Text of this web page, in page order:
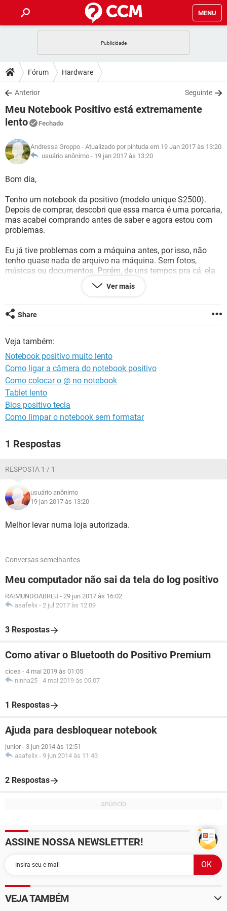
MENU
CELULAR
OUTLOOK
INSTAGRAM GMAIL
GUIA DE COMPRAS
DICAS
JOGOS
OUTLOOK
GUIA DE COMPRAS
DOWNLOADS
JOGOS WHATSAPP
CELULAR
OUTLOOK EXCEL
INSTAGRAM
GUIA DE COMPRAS
FÓRUM
CELULAR FACEBOOK
GUIA DE COMPRAS
GLOSSÁRIO
JOGOS
CELULAR
OUTLOOK EXCEL
INSTAGRAM GMAIL
GUIA DE COMPRAS
Fórum Hardware
Anterior Seguinte
Meu Notebook Positivo está extremamente
lento
Fechado
Andressa Groppo - Atualizado por pintuda em 19 Jan 2017 às 13:20
usuário anônimo - 19 jan 2017 às 13:20
Bom dia,
Tenho um notebook da positivo (modelo unique S2500).
Depois de comprar, descobri que essa marca é uma porcaria,
mas acabei comprando antes de saber e agora estou com
problemas.
Eu já tive problemas com a máquina antes, por isso, não
tenho quase nada de arquivo na máquina. Sem fotos,
músicas ou documentos. Porém, de uns tempos pra cá, ela
está extremamente lenta. Eu uso o Chrome como navegador,
e eu quase não consigo mexer em duas abas "ao mesmo
voltar. Eu não consigo, por exemplo, escutar música no
youtube e fazer outra coisa, pois a música fica falhando.
Brevemente, irei comprar outro notebook, mas no momento,
preciso resolver esse problema, mesmo que seja temporário.
Alguém tem alguma dica de programa, ou alguma coisa que
pode ser feita para melhorar o desempenho? Muito
obrigada!
Ver mais
Share
Veja também:
Notebook positivo muito lento
Como ligar a câmera do notebook positivo
Como colocar o @ no notebook
Tablet lento
Bios positivo tecla
Como limpar o notebook sem formatar
1 Respostas
RESPOSTA 1 / 1
usuário anônimo
19 jan 2017 às 13:20
Melhor levar numa loja autorizada.
Conversas semelhantes
Meu computador não sai da tela do log positivo
RAIMUNDOABREU - 29 jun 2017 às 16:02
aaafelix - 2 jul 2017 às 12:09
3 Respostas
Como ativar o Bluetooth do Positivo Premium
cicea - 4 mai 2019 às 01:05
ninha25 - 4 mai 2019 às 05:07
1 Respostas
Ajuda para desbloquear notebook
junior - 3 jun 2014 às 12:51
aaafelix - 9 jun 2014 às 11:43
2 Respostas
ASSINE NOSSA NEWSLETTER!
VEJA TAMBÉM